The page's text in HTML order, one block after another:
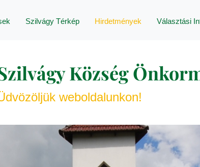
Szilvágy Térkép Hirdetmények Választási
Község
weboldalunkon!